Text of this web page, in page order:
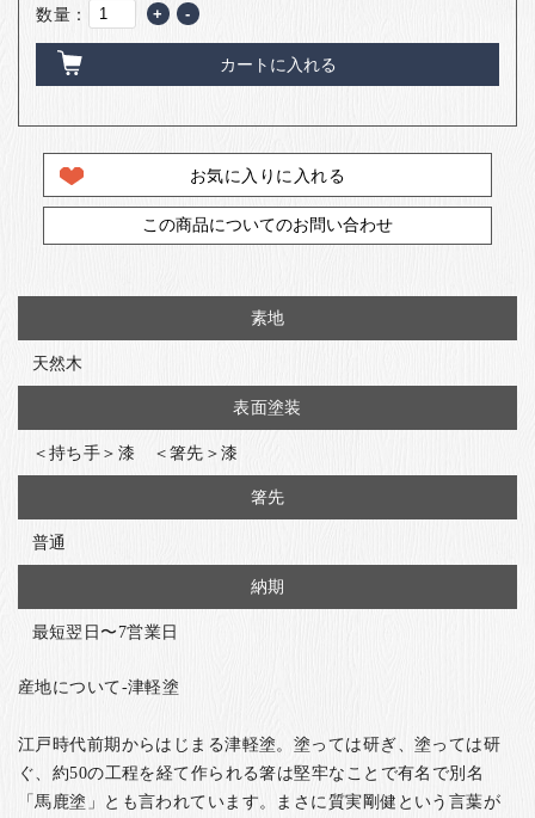
数量： + -
カートに入れる
お気に入りに入れる
この商品についてのお問い合わせ
素地
天然木
表面塗装
＜持ち手＞漆 ＜箸先＞漆
箸先
普通
納期
最短翌日〜7営業日
産地について-津軽塗
江戸時代前期からはじまる津軽塗。塗っては研ぎ、塗っては研
ぐ、約50の工程を経て作られる箸は堅牢なことで有名で別名
「馬鹿塗」とも言われています。まさに質実剛健という言葉が